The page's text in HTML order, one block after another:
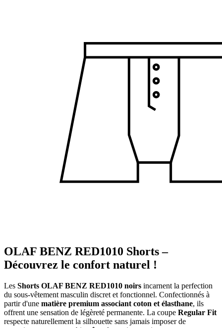
OLAF BENZ RED1010 Shorts –
Découvrez le confort naturel !
Les Shorts OLAF BENZ RED1010 noirs incarnent la perfection
du sous-vêtement masculin discret et fonctionnel. Confectionnés à
partir d'une matière premium associant coton et élasthane, ils
offrent une sensation de légèreté permanente. La coupe Regular Fit
respecte naturellement la silhouette sans jamais imposer de